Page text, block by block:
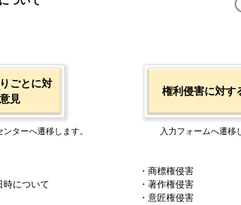
ごとに対
見
ターへ遷移します。
時について
権利侵害に対す
入力フォームへ遷移
・商標権侵害
・著作権侵害
・意匠権侵害